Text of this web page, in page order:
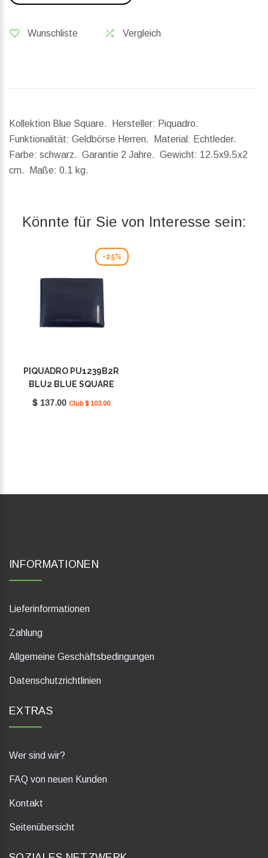
Wunschliste Vergleich
Kollektion Blue Square. Hersteller: Piquadro.
Funktionalität: Geldbörse Herren. Material: Echtleder.
Farbe: schwarz. Garantie 2 Jahre. Gewicht: 12.5x9.5x2
cm.
Maße: 0.1 kg.
Könnte für Sie von Interesse sein:
-25%
PIQUADRO PU1239B2R
BLU2 BLUE SQUARE
$ 137.00 Club $ 103.00
INFORMATIONEN
Lieferinformationen
Zahlung
Allgemeine Geschäftsbedingungen
Datenschutzrichtlinien
EXTRAS
Wer sind wir?
FAQ von neuen Kunden
Kontakt
Seitenübersicht